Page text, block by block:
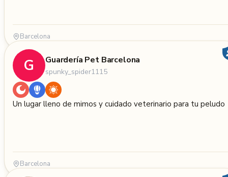
Barcelona
G Guardería Pet Barcelona
spunky_spider1115
Un lugar lleno de mimos y cuidado veterinario para tu peludo
Barcelona